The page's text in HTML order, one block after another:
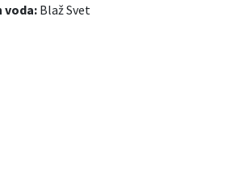
voda: Blaž Svet